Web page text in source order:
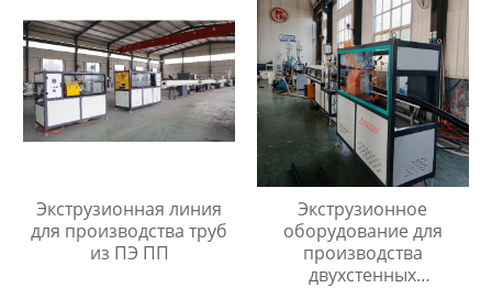
Экструзионная линия
для производства труб
из ПЭ ПП
Экструзионное
оборудование для
производства
двухстенных